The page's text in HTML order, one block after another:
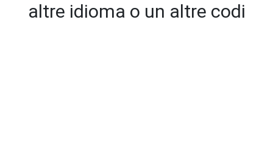
altre idioma o un altre codi